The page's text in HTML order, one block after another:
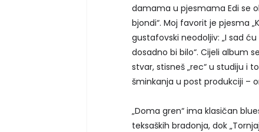
damama u pjesmama Edi se
bjondi“. Moj favorit je pjesma
gustafovski neodoljiv: „I sad
dosadno bi bilo“. Cijeli album
stvar, stisneš „rec“ u studiju i
šminkanja u post produkciji –
„Doma gren“ ima klasičan
teksaških bradonja, dok